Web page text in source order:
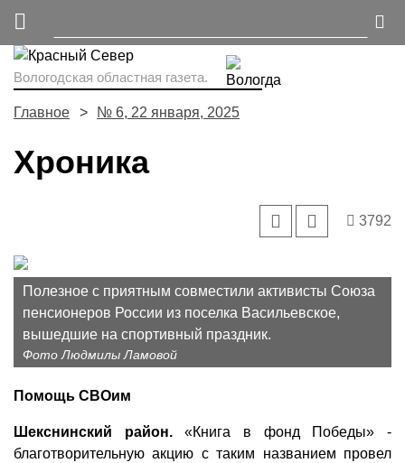
Вологодская областная газета.
Главное № 6, 22 января, 2025
Хроника
3792
Полезное с приятным совместили активисты Союза
пенсионеров России из поселка Васильевское,
вышедшие на спортивный праздник.
Фото Людмилы Ламовой
Помощь СВОим
Шекснинский район.«Книга в фонд Победы» -
благотворительную акцию с таким названием провел